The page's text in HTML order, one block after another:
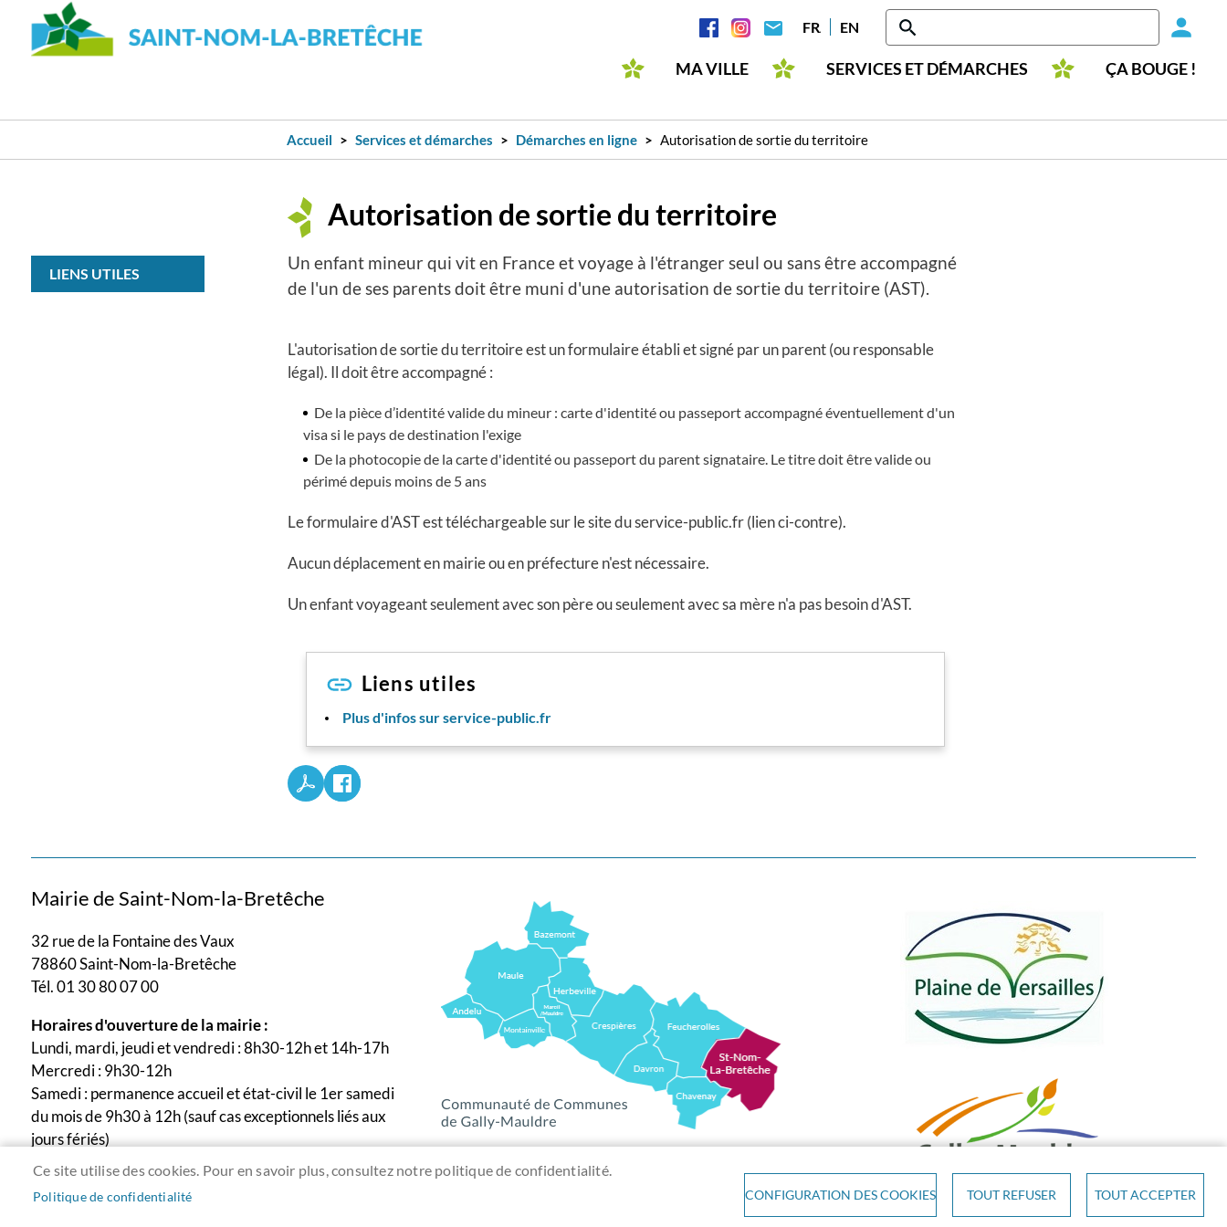
contenu
principal
-
FRANÇAISENGLISH
Réseaux
sociaux
MA VILLE SERVICES ET DÉMARCHES ÇA BOUGE !
Accueil Services et démarches Démarches en ligne Autorisation de sortie du territoire
Autorisation de sortie du territoire
LIENS UTILES
Un enfant mineur qui vit en France et voyage à l'étranger seul ou sans être accompagné
de l'un de ses parents doit être muni d'une autorisation de sortie du territoire (AST).
L'autorisation de sortie du territoire est un formulaire établi et signé par un parent (ou responsable
légal). Il doit être accompagné :
De la pièce d’identité valide du mineur : carte d'identité ou passeport accompagné éventuellement d'un
visa si le pays de destination l'exige
De la photocopie de la carte d'identité ou passeport du parent signataire. Le titre doit être valide ou
périmé depuis moins de 5 ans
Le formulaire d'AST est téléchargeable sur le site du service-public.fr (lien ci-contre).
Aucun déplacement en mairie ou en préfecture n'est nécessaire.
Un enfant voyageant seulement avec son père ou seulement avec sa mère n'a pas besoin d'AST.
Liens utiles
Plus d'infos sur service-public.fr
Mairie de Saint-Nom-la-Bretêche
32 rue de la Fontaine des Vaux
78860 Saint-Nom-la-Bretêche
Tél. 01 30 80 07 00
Horaires d'ouverture de la mairie :
Lundi, mardi, jeudi et vendredi : 8h30-12h et 14h-17h
Mercredi : 9h30-12h
Samedi : permanence accueil et état-civil le 1er samedi
du mois de 9h30 à 12h (sauf cas exceptionnels liés aux
jours fériés)
DONNÉES PERSONNELLES ACCESSIBILITÉ COOKIES S'IDENTIFIER
Ce site utilise des cookies. Pour en savoir plus, consultez notre politique de confidentialité.
Politique de confidentialité CONFIGURATION DES COOKIES TOUT REFUSER TOUT ACCEPTER